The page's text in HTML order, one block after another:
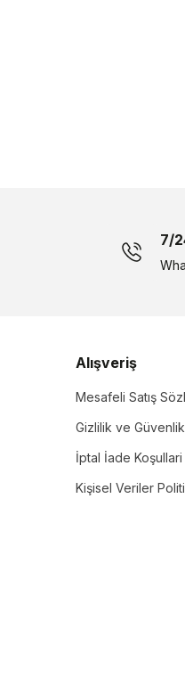
7/
Alışveriş
Mesafeli Satış
Gizlilik ve Güvenlik
İptal İade Koşullari
Kişisel Veriler